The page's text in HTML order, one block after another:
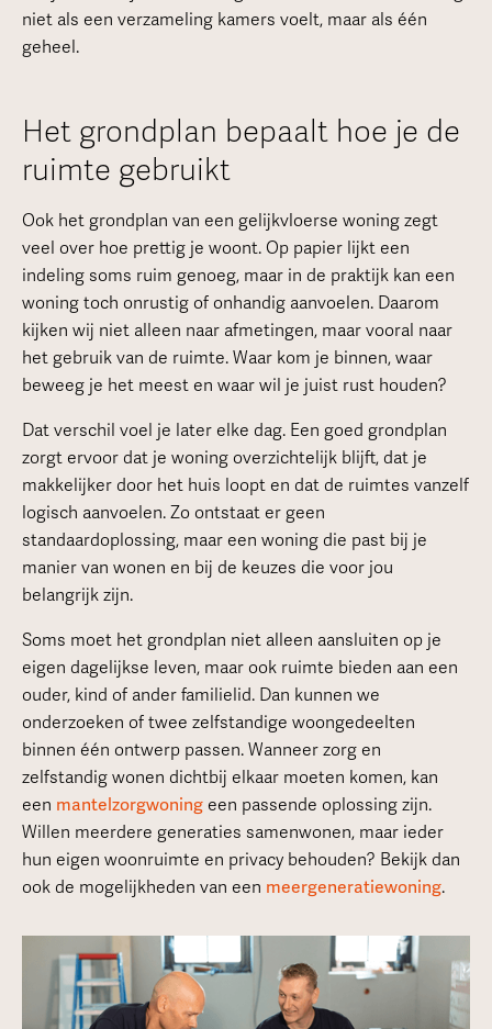
niet als een verzameling kamers voelt, maar als één
geheel.
Het grondplan bepaalt hoe je de
ruimte gebruikt
Ook het grondplan van een gelijkvloerse woning zegt
veel over hoe prettig je woont. Op papier lijkt een
indeling soms ruim genoeg, maar in de praktijk kan een
woning toch onrustig of onhandig aanvoelen. Daarom
kijken wij niet alleen naar afmetingen, maar vooral naar
het gebruik van de ruimte. Waar kom je binnen, waar
beweeg je het meest en waar wil je juist rust houden?
Dat verschil voel je later elke dag. Een goed grondplan
zorgt ervoor dat je woning overzichtelijk blijft, dat je
makkelijker door het huis loopt en dat de ruimtes vanzelf
logisch aanvoelen. Zo ontstaat er geen
standaardoplossing, maar een woning die past bij je
manier van wonen en bij de keuzes die voor jou
belangrijk zijn.
Soms moet het grondplan niet alleen aansluiten op je
eigen dagelijkse leven, maar ook ruimte bieden aan een
ouder, kind of ander familielid. Dan kunnen we
onderzoeken of twee zelfstandige woongedeelten
binnen één ontwerp passen. Wanneer zorg en
zelfstandig wonen dichtbij elkaar moeten komen, kan
een mantelzorgwoningeen passende oplossing zijn.
Willen meerdere generaties samenwonen, maar ieder
hun eigen woonruimte en privacy behouden? Bekijk dan
ook de mogelijkheden van een meergeneratiewoning.